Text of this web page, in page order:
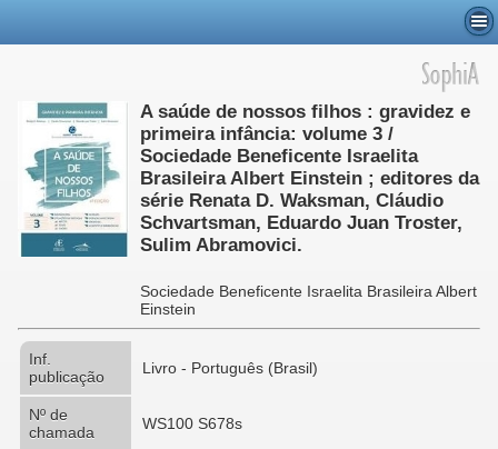
A saúde de nossos filhos : gravidez e
primeira infância: volume 3 /
Sociedade Beneficente Israelita
Brasileira Albert Einstein ; editores da
série Renata D. Waksman, Cláudio
Schvartsman, Eduardo Juan Troster,
Sulim Abramovici.
Sociedade Beneficente Israelita Brasileira Albert
Einstein
Inf.
publicação
Livro - Português (Brasil)
Nº de
chamada
WS100 S678s